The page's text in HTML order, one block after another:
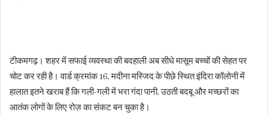
टीकमगढ़। शहर में सफाई व्यवस्था की बदहाली अब सीधे मासूम बच्चों की सेहत पर
चोट कर रही है। वार्ड क्रमांक 16, मदीना मस्जिद के पीछे स्थित इंदिरा कॉलोनी में
हालात इतने खराब हैं कि गली-गली में भरा गंदा पानी, उठती बदबू और मच्छरों का
आतंक लोगों के लिए रोज़ का संकट बन चुका है।